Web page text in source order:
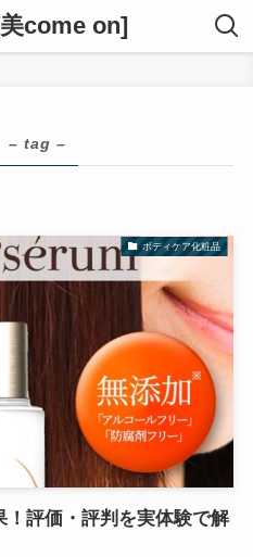
come on]
– tag –
ボディケア化粧品
評価・評判を実体験で解